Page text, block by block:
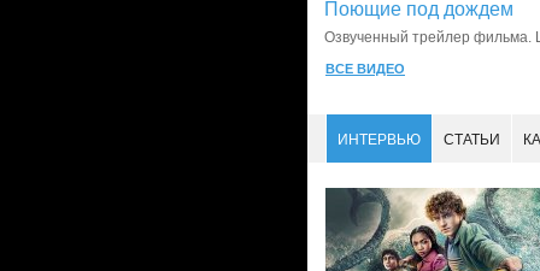
Футурама
Озвученный тейлер нового
ВСЕ ВИДЕО
ИНТЕРВЬЮ СТАТЬИ